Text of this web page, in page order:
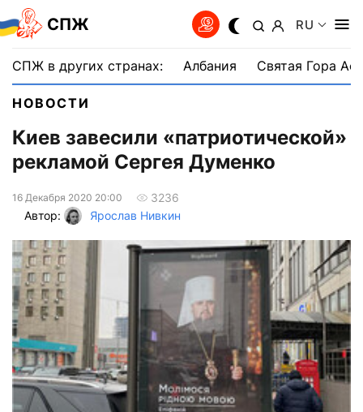
СПЖ RU
СПЖ в других странах: Албания Святая Гора
НОВОСТИ
Киев завесили «патриотической»
рекламой Сергея Думенко
16 Декабря 2020 20:00
3236
Автор:
Ярослав Нивкин